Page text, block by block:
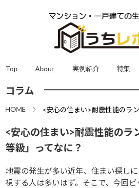
Top About 実例紹介 特集
コラム
HOME
<安心の住まい>耐震性能のラ
<安心の住まい>耐震性能のラ
等級」ってなに？
地震の発生が多い近年、住まい探し
視する人は多いはず。そこで、今回